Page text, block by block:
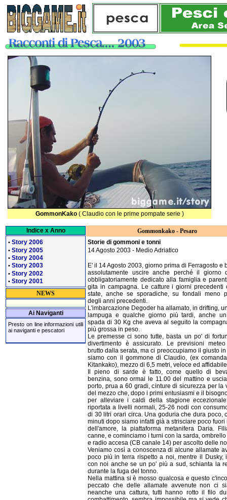
Indice x Anno
• Story 2006
• Story 2005
• Story 2004
• Story 2003
• Story 2002
• Story 2001
NEWS
Ai Naviganti
Presto on line informazioni utili
ai naviganti e pescatori
Gommonkako - Pesaro
Storie di gommoni e tonni
14 Agosto 2003 - Medio Adriatico
E' il 14 Agosto 2003, giorno prima di Ferragosto e
assolutamente uscire anche perché il giorno
obbligatoriamente dedicato alla famiglia e
gita in campagna. Le catture i giorni precedenti
state, anche se sporadiche, su fondali meno
degli anni precedenti.
L'imbarcazione Degoder ha allamato, in drifting,
lampuga e qualche giorno più tardi, anche
spada di 30 Kg che aveva al seguito la
più grossa in peso.
Le premesse ci sono tutte, basta un po' di
divertimento è assicurato. Le previsioni
brutto dalla serata, ma ci preoccupiamo il giusto
siamo con il gommone di Claudio, (ex
Kitankako), mezzo di 6,5 metri, veloce ed
Il pieno di sarde è fatto, come quello di
benzina, sono ormai le 11.00 del mattino e
porto, prua a 60 gradi, cinture di sicurezza per la
del mezzo che, dopo i primi entusiasmi e il
per alleviare i caldi della stagione
riportata a livelli normali, 25-26 nodi con
di 30 litri orari circa. Una goduria che dura poco,
minuti dopo siamo infatti già a strisciare poco fuori
dell'amore, la piattaforma metanifera Daria.
canne, e cominciamo i turni con la sarda,
e radio accesa (CB canale 14) per ascolto delle
Veniamo così a conoscenza di alcune allamate
poco più in terra rispetto a noi, mentre il Dusky,
con noi anche se un po' più a sud, schianta la
durante la fuga del tonno.
Nella mattina si è mosso qualcosa e questo
peccato che delle allamate avvenute non ci
neanche una cattura, tutti hanno rotto il filo
GommonKako( Claudio con le prime pompate serie )